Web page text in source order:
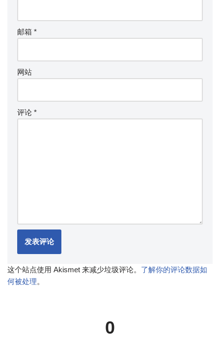
邮箱 *
网站
评论 *
这个站点使用 Akismet 来减少垃圾评论。 了解你的评论数据如
何被处理。
0